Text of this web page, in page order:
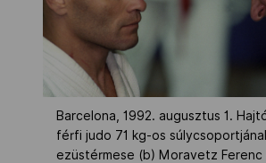
Barcelona, 1992. augusztus 1.
férfi judo 71 kg-os
ezüstérmese (b) Moravetz Ferenc